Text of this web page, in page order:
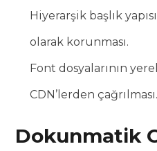
Hiyerarşik başlık
olarak korunması.
Font dosyalarının
CDN’lerden çağrılması.
Dokunmatik